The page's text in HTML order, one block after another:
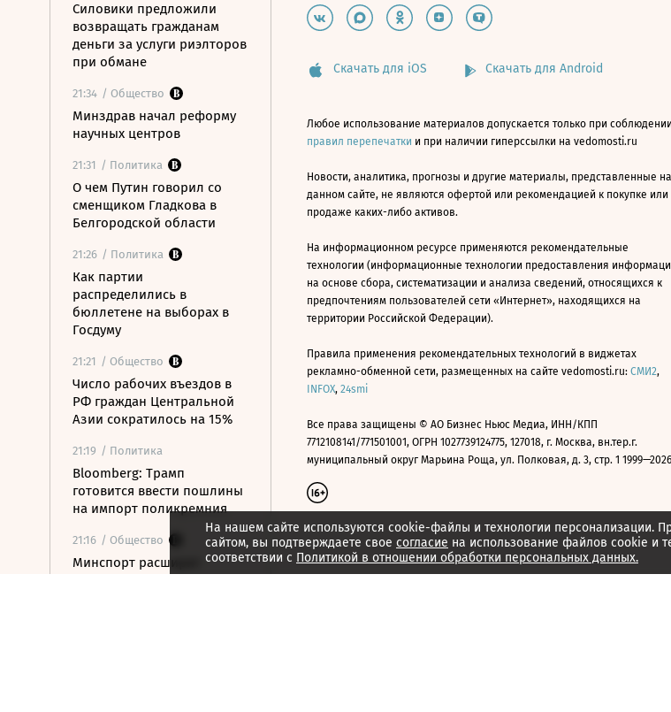
Силовики предложили
возвращать гражданам
деньги за услуги риэлторов
при обмане
21:34 / Общество
Минздрав начал реформу
научных центров
21:31 / Политика
О чем Путин говорил со
сменщиком Гладкова в
Белгородской области
21:26 / Политика
Как партии
распределились в
бюллетене на выборах в
Госдуму
21:21 / Общество
Число рабочих въездов в
РФ граждан Центральной
Азии сократилось на 15%
21:19 / Политика
Bloomberg: Трамп
готовится ввести пошлины
на импорт поликремния
21:16 / Общество
Минспорт расширит
На нашем сайте используются cookie-файлы и технологии персонализации.
сайтом, вы подтверждаете свое согласие на использование файлов cookie и
соответствии с Политикой в отношении обработки персональных данных.
Скачать для iOS Скачать для Android
Любое использование материалов допускается только при соблюдении
правил перепечатки и при наличии гиперссылки на vedomosti.ru
Новости, аналитика, прогнозы и другие материалы, представленные на
данном сайте, не являются офертой или рекомендацией к покупке или
продаже каких-либо активов.
На информационном ресурсе применяются рекомендательные
технологии (информационные технологии предоставления
на основе сбора, систематизации и анализа сведений, относящихся к
предпочтениям пользователей сети «Интернет», находящихся на
территории Российской Федерации).
Правила применения рекомендательных технологий в виджетах
рекламно-обменной сети, размещенных на сайте vedomosti.ru: СМИ2,
INFOX, 24smi
Все права защищены © АО Бизнес Ньюс Медиа, ИНН/КПП
7712108141/771501001, ОГРН 1027739124775, 127018, г. Москва, вн.тер.г.
муниципальный округ Марьина Роща, ул. Полковая, д. 3, стр. 1 1999—2026